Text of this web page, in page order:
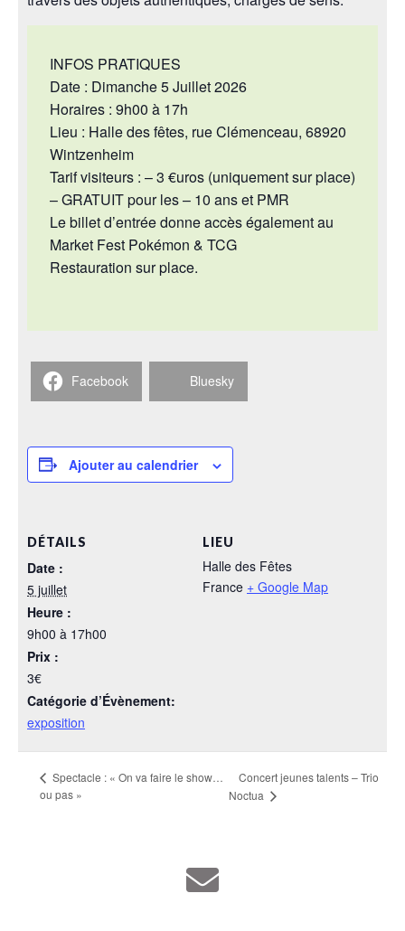
INFOS PRATIQUES
Date : Dimanche 5 Juillet 2026
Horaires : 9h00 à 17h
Lieu : Halle des fêtes, rue Clémenceau, 68920
Wintzenheim
Tarif visiteurs : – 3 €uros (uniquement sur place)
– GRATUIT pour les – 10 ans et PMR
Le billet d’entrée donne accès également au
Market Fest Pokémon & TCG
Restauration sur place.
Facebook Bluesky
Ajouter au calendrier
DÉTAILS
Date :
5 juillet
Heure :
9h00 à 17h00
Prix :
3€
Catégorie d’Évènement:
exposition
LIEU
Halle des Fêtes
France + Google Map
Spectacle : « On va faire le show…
ou pas »
Concert jeunes talents – Trio
Noctua